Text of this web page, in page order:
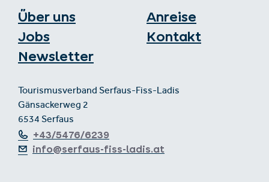
Über uns
Jobs
Newsletter
Anreise
Kontakt
Tourismusverband Serfaus-Fiss-Ladis
Gänsackerweg 2
6534 Serfaus
+43/5476/6239
info@serfaus-fiss-ladis.at